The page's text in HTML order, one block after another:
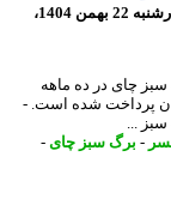
6 ماه پیش - چهارشنبه 22 بهمن 1404،
بیش از 662 تن برگ سبز چای در ده ماهه
چایکاران پرداخت شده است. -
برگ سبز چای -